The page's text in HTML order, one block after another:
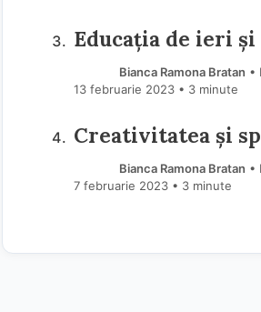
Educația de ieri și
Bianca Ramona Bratan •
13 februarie 2023 • 3 minute
Creativitatea și
Bianca Ramona Bratan •
7 februarie 2023 • 3 minute